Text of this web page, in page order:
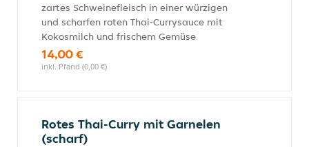
zartes Schweinefleisch in einer würzigen
und scharfen roten Thai-Currysauce mit
Kokosmilch und frischem Gemüse
14,00 €
inkl. Pfand (0,00 €)
Rotes Thai-Curry mit Garnelen
(scharf)